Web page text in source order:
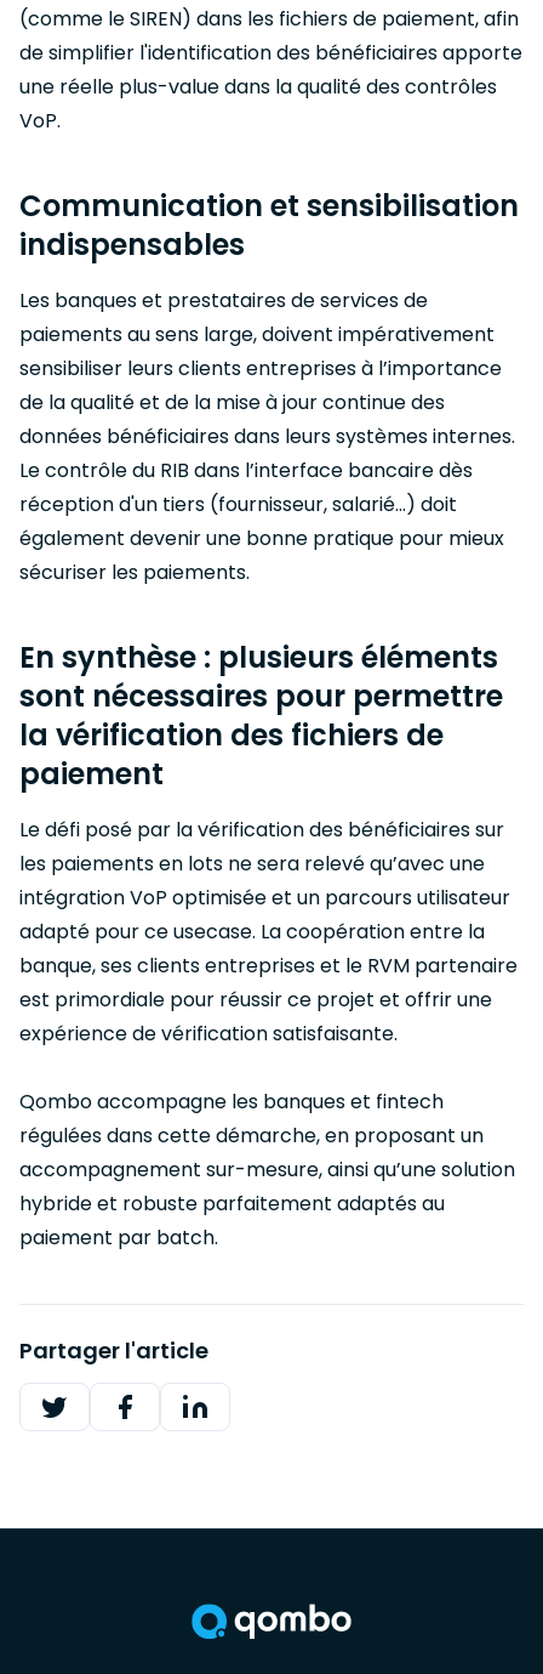
(comme le SIREN) dans les fichiers de paiement, afin
de simplifier l'identification des bénéficiaires apporte
une réelle plus-value dans la qualité des contrôles
VoP.
Communication et sensibilisation
indispensables
Les banques et prestataires de services de
paiements au sens large, doivent impérativement
sensibiliser leurs clients entreprises à l’importance
de la qualité et de la mise à jour continue des
données bénéficiaires dans leurs systèmes internes.
Le contrôle du RIB dans l’interface bancaire dès
réception d'un tiers (fournisseur, salarié...) doit
également devenir une bonne pratique pour mieux
sécuriser les paiements.
En synthèse : plusieurs éléments
sont nécessaires pour permettre
la vérification des fichiers de
paiement
Le défi posé par la vérification des bénéficiaires sur
les paiements en lots ne sera relevé qu’avec une
intégration VoP optimisée et un parcours utilisateur
adapté pour ce usecase. La coopération entre la
banque, ses clients entreprises et le RVM partenaire
est primordiale pour réussir ce projet et offrir une
expérience de vérification satisfaisante.
Qombo accompagne les banques et fintech
régulées dans cette démarche, en proposant un
accompagnement sur-mesure, ainsi qu’une solution
hybride et robuste parfaitement adaptés au
paiement par batch.
Partager l'article